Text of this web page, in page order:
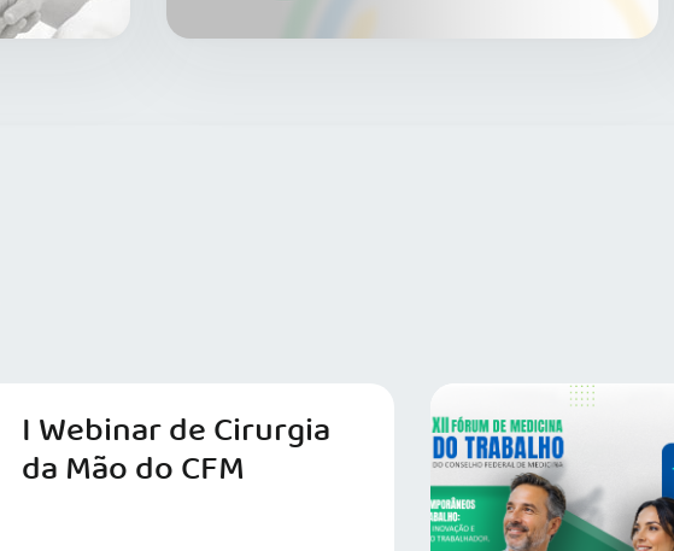
I Webinar de Cirurgia
da Mão do CFM